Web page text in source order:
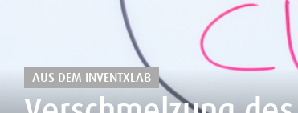
AUS DEM INVENTXLAB